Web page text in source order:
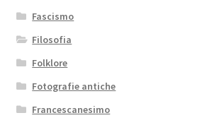
Fascismo
Filosofia
Folklore
Fotografie antiche
Francescanesimo